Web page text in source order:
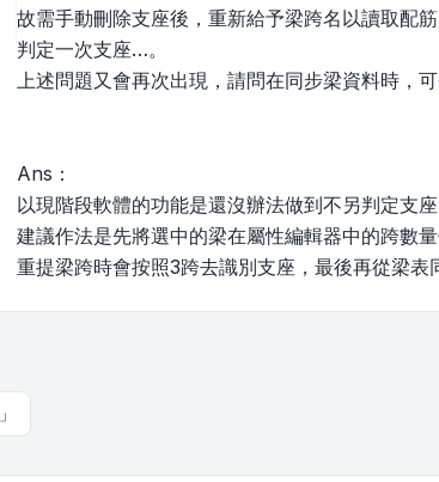
故需手動刪除支座後，重新給予梁跨名以讀取配
判定一次支座…。
上述問題又會再次出現，請問在同步梁資料時，
Ans：
以現階段軟體的功能是還沒辦法做到不另判定支座
建議作法是先將選中的梁在屬性編輯器中的跨數
重提梁跨時會按照3跨去識別支座，最後再從梁表